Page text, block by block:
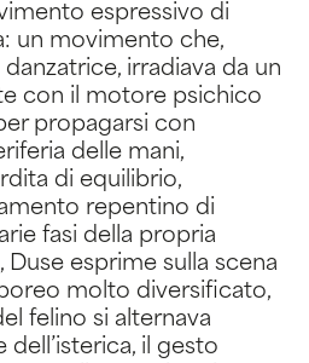
del futuro.espressivo di
un movimento che,
irradiava da un
con il motore psichico
propagarsi con
delle mani,
di equilibrio,
repentino di
fasi della propria
Duse esprime sulla scena
molto diversificato,
felino si alternava
dell’isterica, il gesto